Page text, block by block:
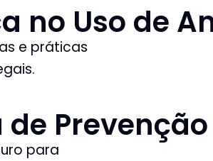
no Uso de
e práticas
para